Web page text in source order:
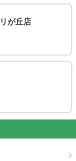
が丘店